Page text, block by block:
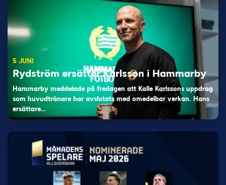
5 JUNI
Rydström ersätter Karlsson i Hammarby
Hammarby meddelade på fredagen att Kalle Karlssons uppdrag
som huvudtränare har avslutats med omedelbar verkan. Hans
ersättare…